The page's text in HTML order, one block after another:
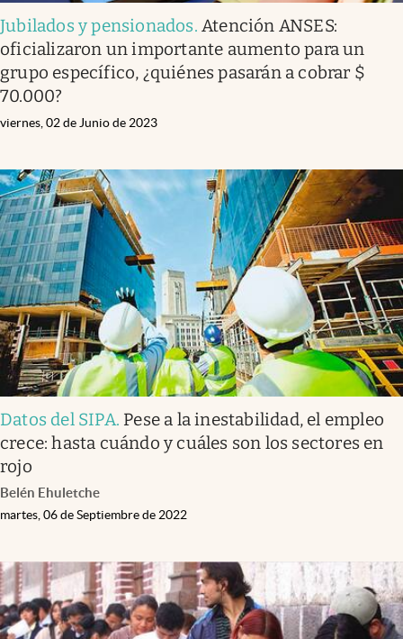
Jubilados y pensionados. Atención ANSES:
oficializaron un importante aumento para un
grupo específico, ¿quiénes pasarán a cobrar $
70.000?
viernes, 02 de Junio de 2023
Datos del SIPA. Pese a la inestabilidad, el empleo
crece: hasta cuándo y cuáles son los sectores en
rojo
Belén Ehuletche
martes, 06 de Septiembre de 2022